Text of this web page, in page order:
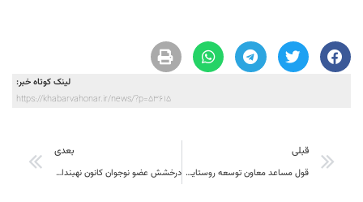
لینک کوتاه خبر:
https://khabarvahonar.ir/news/?p=53615
قبلی
قول مساعد معاون توسعه روستایی، مناطق محروم و عشایر ریاست جمهوری برای محرومیت زدایی از استان
بعدی
درخشش عضو نوجوان کانون نهبندان در مسابقه نقاشی «لیدیسه» کشور چک